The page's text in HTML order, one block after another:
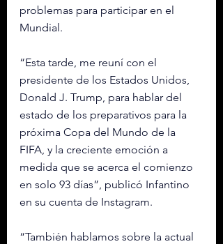
problemas para participar en el
Mundial.
“Esta tarde, me reuní con el
presidente de los Estados Unidos,
Donald J. Trump, para hablar del
estado de los preparativos para la
próxima Copa del Mundo de la
FIFA, y la creciente emoción a
medida que se acerca el comienzo
en solo 93 días”, publicó Infantino
en su cuenta de Instagram.
“También hablamos sobre la actual